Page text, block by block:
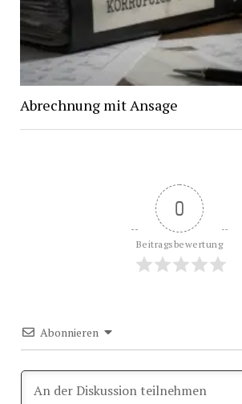
Abrechnung mit Ansage
0
Beitragsbewertung
Abonnieren